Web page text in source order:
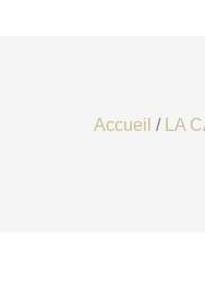
Accueil / LA